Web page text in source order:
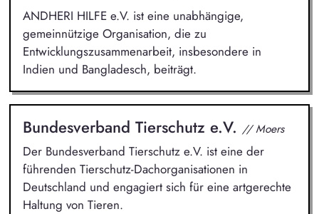
ANDHERI HILFE e.V. ist eine unabhängige,
gemeinnützige Organisation, die zu
Entwicklungszusammenarbeit, insbesondere in
Indien und Bangladesch, beiträgt.
Bundesverband Tierschutz e.V. // Moers
Der Bundesverband Tierschutz e.V. ist eine der
führenden Tierschutz-Dachorganisationen in
Deutschland und engagiert sich für eine artgerechte
Haltung von Tieren.